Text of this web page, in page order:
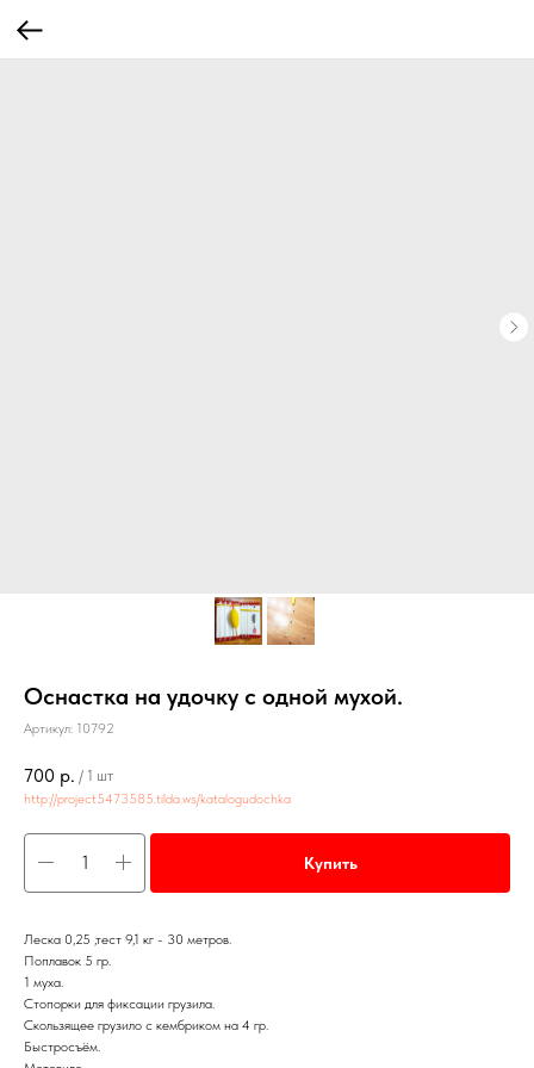
Оснастка на удочку с одной мухой.
Артикул: 10792
700 р. / 1 шт
http://project5473585.tilda.ws/katalogudochka
Купить
Леска 0,25 ,тест 9,1 кг - 30 метров.
Поплавок 5 гр.
1 муха.
Стопорки для фиксации грузила.
Скользящее грузило с кембриком на 4 гр.
Быстросъём.